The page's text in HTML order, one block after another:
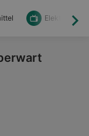
Elektronik